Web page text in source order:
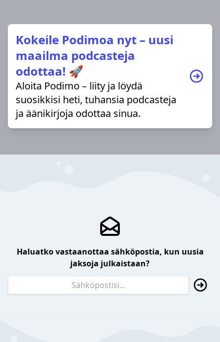
Kokeile Podimoa nyt – uusi
maailma podcasteja
odottaa! 🚀
Aloita Podimo – liity ja löydä
suosikkisi heti, tuhansia podcasteja
ja äänikirjoja odottaa sinua.
Haluatko vastaanottaa sähköpostia, kun uusia
jaksoja julkaistaan?